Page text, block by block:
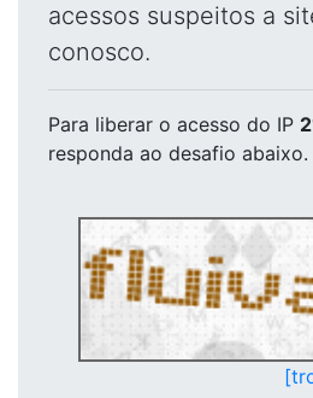
acessos suspeitos a
conosco.
Para liberar o acesso do IP
responda ao desafio abaixo.